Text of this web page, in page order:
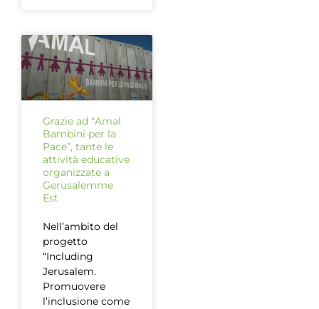
Grazie ad “Amal
Bambini per la
Pace”, tante le
attività educative
organizzate a
Gerusalemme
Est
Nell’ambito del
progetto
“Including
Jerusalem.
Promuovere
l’inclusione come